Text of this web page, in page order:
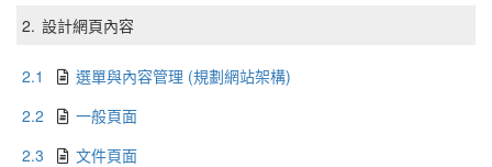
2. 設計網頁內容
2.1
選單與內容管理 (規劃網站架構)
2.2
一般頁面
2.3
文件頁面